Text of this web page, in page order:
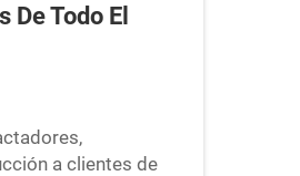
Todo El
a clientes de